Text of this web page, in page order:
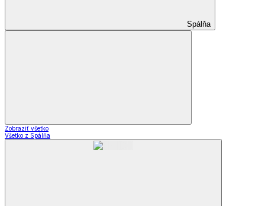
Spálňa
Zobraziť všetko
Všetko z Spálňa